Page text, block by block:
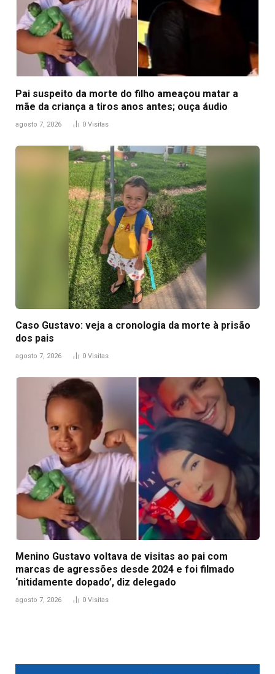
Pai suspeito da morte do filho ameaçou matar a
mãe da criança a tiros anos antes; ouça áudio
agosto 7, 2026 0 Visitas
Caso Gustavo: veja a cronologia da morte à prisão
dos pais
agosto 7, 2026 0 Visitas
Menino Gustavo voltava de visitas ao pai com
marcas de agressões desde 2024 e foi filmado
‘nitidamente dopado’, diz delegado
agosto 7, 2026 0 Visitas